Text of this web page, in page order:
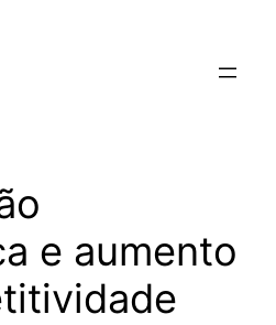
e aumento